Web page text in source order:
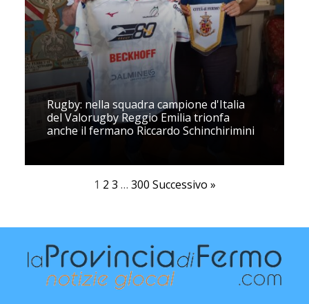
Rugby: nella squadra campione d'Italia
del Valorugby Reggio Emilia trionfa
anche il fermano Riccardo Schinchirimini
1 2 3 … 300 Successivo »